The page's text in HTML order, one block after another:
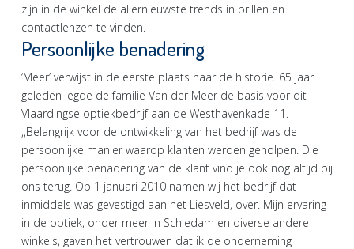
zijn in de winkel de allernieuwste trends in brillen en
contactlenzen te vinden.
Persoonlijke benadering
‘Meer’ verwijst in de eerste plaats naar de historie. 65 jaar
geleden legde de familie Van der Meer de basis voor dit
Vlaardingse optiekbedrijf aan de Westhavenkade 11.
,,Belangrijk voor de ontwikkeling van het bedrijf was de
persoonlijke manier waarop klanten werden geholpen. Die
persoonlijke benadering van de klant vind je ook nog altijd bij
ons terug. Op 1 januari 2010 namen wij het bedrijf dat
inmiddels was gevestigd aan het Liesveld, over. Mijn ervaring
in de optiek, onder meer in Schiedam en diverse andere
winkels, gaven het vertrouwen dat ik de onderneming